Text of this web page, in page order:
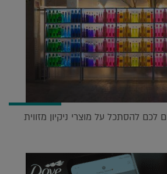
לכם להסתכל על מוצרי ניקיון מזווית